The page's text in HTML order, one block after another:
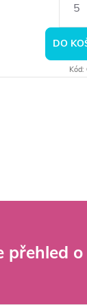
DO
Kód:
přehled